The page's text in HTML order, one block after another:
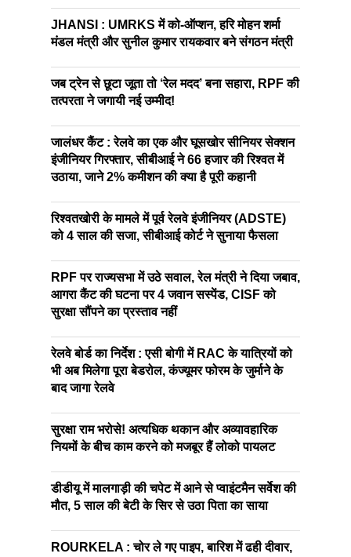
JHANSI : UMRKS में को-ऑप्शन, हरि मोहन शर्मा
मंडल मंत्री और सुनील कुमार रायकवार बने संगठन मंत्री
जब ट्रेन से छूटा जूता तो ‘रेल मदद’ बना सहारा, RPF की
तत्परता ने जगायी नई उम्मीद!
जालंधर कैंट : रेलवे का एक और घूसखोर सीनियर सेक्शन
इंजीनियर गिरफ्तार, सीबीआई ने 66 हजार की रिश्वत में
उठाया, जाने 2% कमीशन की क्या है पूरी कहानी
रिश्वतखोरी के मामले में पूर्व रेलवे इंजीनियर (ADSTE)
को 4 साल की सजा, सीबीआई कोर्ट ने सुनाया फैसला
RPF पर राज्यसभा में उठे सवाल, रेल मंत्री ने दिया जबाव,
आगरा कैंट की घटना पर 4 जवान सस्पेंड, CISF को
सुरक्षा सौंपने का प्रस्ताव नहीं
रेलवे बोर्ड का निर्देश : एसी बोगी में RAC के यात्रियों को
भी अब मिलेगा पूरा बेडरोल, कंज्यूमर फोरम के जुर्माने के
बाद जागा रेलवे
सुरक्षा राम भरोसे! अत्यधिक थकान और अव्यावहारिक
नियमों के बीच काम करने को मजबूर हैं लोको पायलट
डीडीयू में मालगाड़ी की चपेट में आने से प्वाइंटमैन सर्वेश की
मौत, 5 साल की बेटी के सिर से उठा पिता का साया
ROURKELA : चोर ले गए पाइप, बारिश में ढही दीवार,